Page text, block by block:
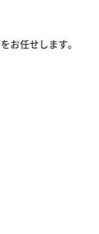
お任せします。